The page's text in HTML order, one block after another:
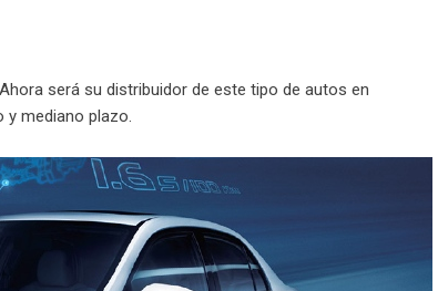
será su distribuidor de este tipo de autos en
y mediano plazo.